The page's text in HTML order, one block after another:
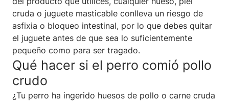
cruda o juguete masticable conlleva un riesgo de
asfixia o bloqueo intestinal, por lo que debes quitar
el juguete antes de que sea lo suficientemente
pequeño como para ser tragado.
Qué hacer si el perro comió pollo
crudo
¿Tu perro ha ingerido huesos de pollo o carne cruda